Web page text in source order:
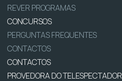
REVER PROGRAMAS
CONCURSOS
PERGUNTAS FREQUENTES
CONTACTOS
CONTACTOS
PROVEDORA DO TELESPECTADOR